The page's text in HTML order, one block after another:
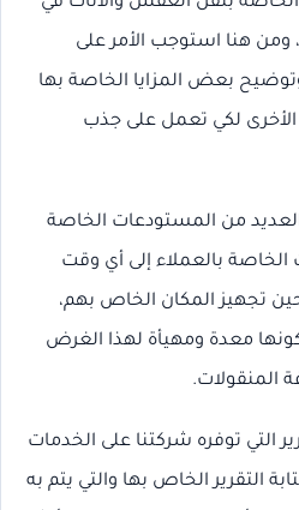
ومن هنا استوجب الأمر على
بعض المزايا الخاصة بها
الأخرى لكي تعمل على جذب
من المستودعات الخاصة
الخاصة بالعملاء إلى أي وقت
تجهيز المكان الخاص بهم،
معدة ومهيأة لهذا الغرض
المنقولات.
التي توفره شركتنا على الخدمات
التقرير الخاص بها والتي يتم به